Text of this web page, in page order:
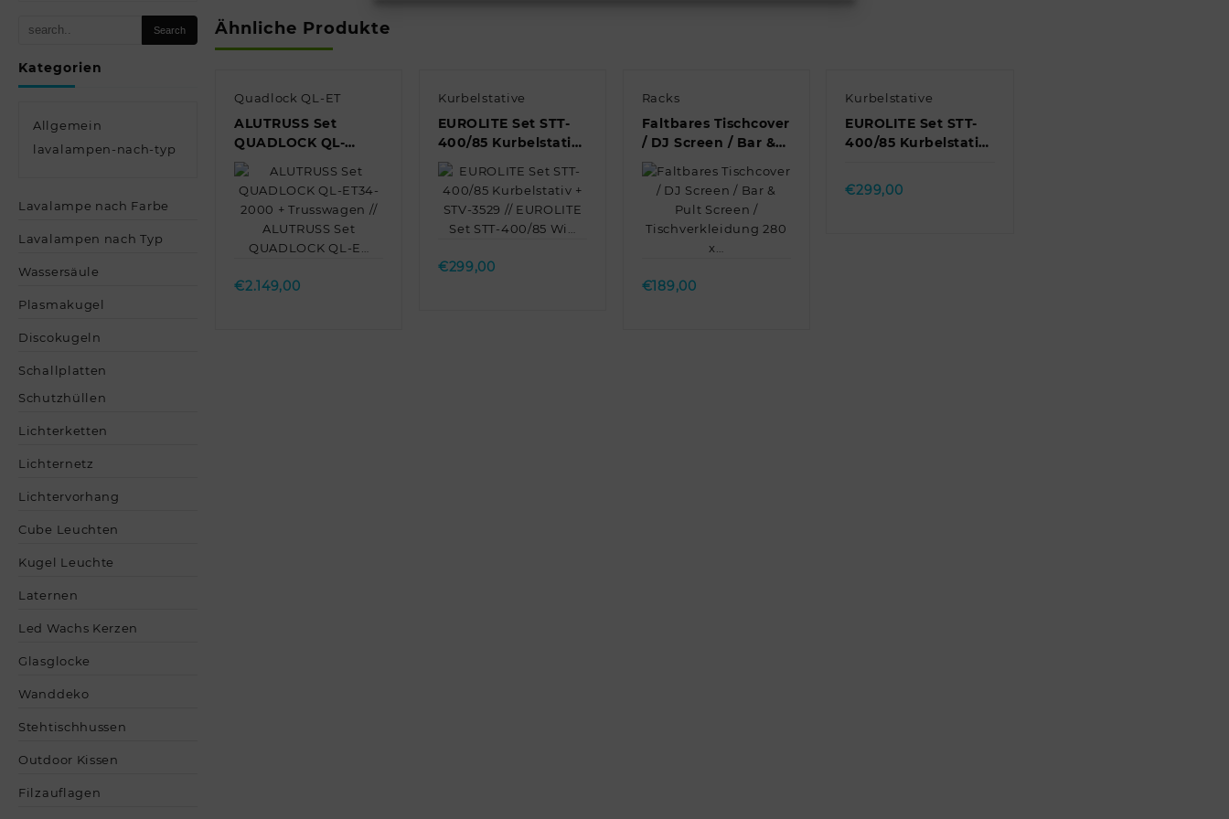
Kategorien
Allgemein
lavalampen-nach-typ
Lavalampe nach Farbe
Lavalampen nach Typ
Wassersäule
Plasmakugel
Discokugeln
Schallplatten
Schutzhüllen
Lichterketten
Lichternetz
Lichtervorhang
Cube Leuchten
Kugel Leuchte
Laternen
Led Wachs Kerzen
Glasglocke
Wanddeko
Stehtischhussen
Outdoor Kissen
Filzauflagen
Ähnliche Produkte
Quadlock QL-ET
ALUTRUSS Set
QUADLOCK QL-
ET34-2000 +
Trusswagen //
ALUTRUSS Set
QUADLOCK QL-E…
Quick view
€2.149,00
Kurbelstative
EUROLITE Set STT-
400/85 Kurbelstativ
+ STV-3529 //
EUROLITE Set STT-
400/85 Wi…
Quick view
€299,00
Racks
Faltbares Tischcover
/ DJ Screen / Bar &
Pult Screen /
Tischverkleidung
280 x…
Quick view
€189,00
Kurbelstative
EUROLITE Set STT-
400/85 Kurbelstativ
STV3529 Adapter
lang //…
€299,00